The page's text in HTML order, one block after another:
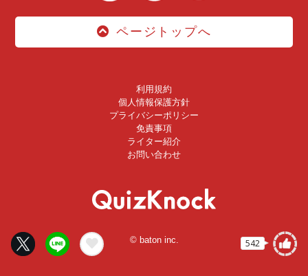
542
ページトップへ
利用規約
個人情報保護方針
プライバシーポリシー
免責事項
ライター紹介
お問い合わせ
© baton inc.